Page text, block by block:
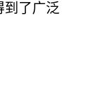
到了广泛